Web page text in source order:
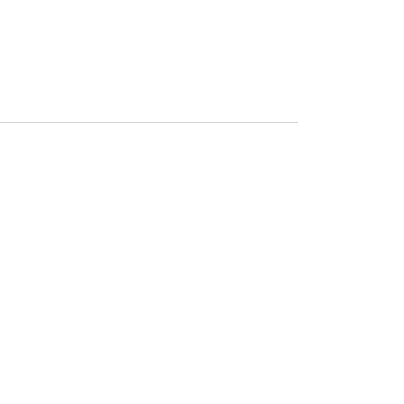
festés közben is. A Lazurán Vastaglazúr
eltávolítása a megszáradása
keverhetők.